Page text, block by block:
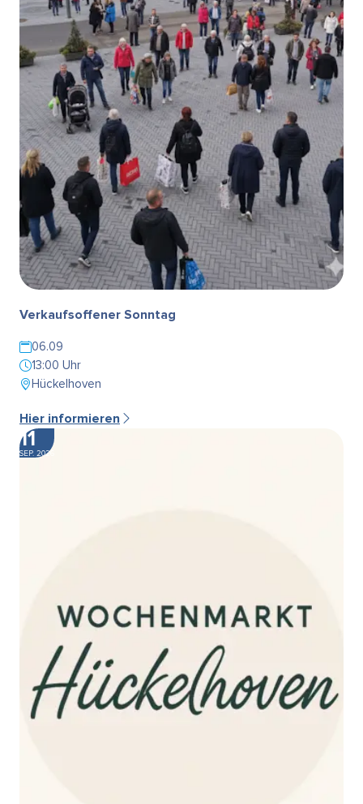
Verkaufsoffener Sonntag
06.09
13:00 Uhr
Hückelhoven
Hier informieren
11
SEP. 2026